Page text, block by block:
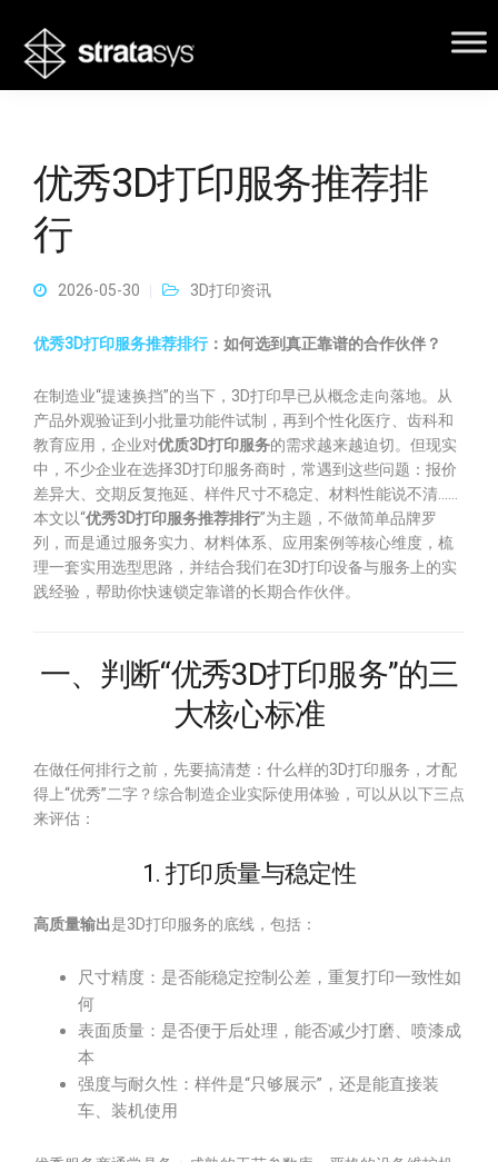
优秀3D打印服务推荐排
行
2026-05-30 3D打印资讯
优秀3D打印服务推荐排行：如何选到真正靠谱的合作伙伴？
在制造业“提速换挡”的当下，3D打印早已从概念走向落地。从
产品外观验证到小批量功能件试制，再到个性化医疗、齿科和
教育应用，企业对优质3D打印服务的需求越来越迫切。但现实
中，不少企业在选择3D打印服务商时，常遇到这些问题：报价
差异大、交期反复拖延、样件尺寸不稳定、材料性能说不清……
本文以“优秀3D打印服务推荐排行”为主题，不做简单品牌罗
列，而是通过服务实力、材料体系、应用案例等核心维度，梳
理一套实用选型思路，并结合我们在3D打印设备与服务上的实
践经验，帮助你快速锁定靠谱的长期合作伙伴。
一、判断“优秀3D打印服务”的三
大核心标准
在做任何排行之前，先要搞清楚：什么样的3D打印服务，才配
得上“优秀”二字？综合制造企业实际使用体验，可以从以下三点
来评估：
1. 打印质量与稳定性
高质量输出是3D打印服务的底线，包括：
尺寸精度：是否能稳定控制公差，重复打印一致性如
何
表面质量：是否便于后处理，能否减少打磨、喷漆成
本
强度与耐久性：样件是“只够展示”，还是能直接装
车、装机使用